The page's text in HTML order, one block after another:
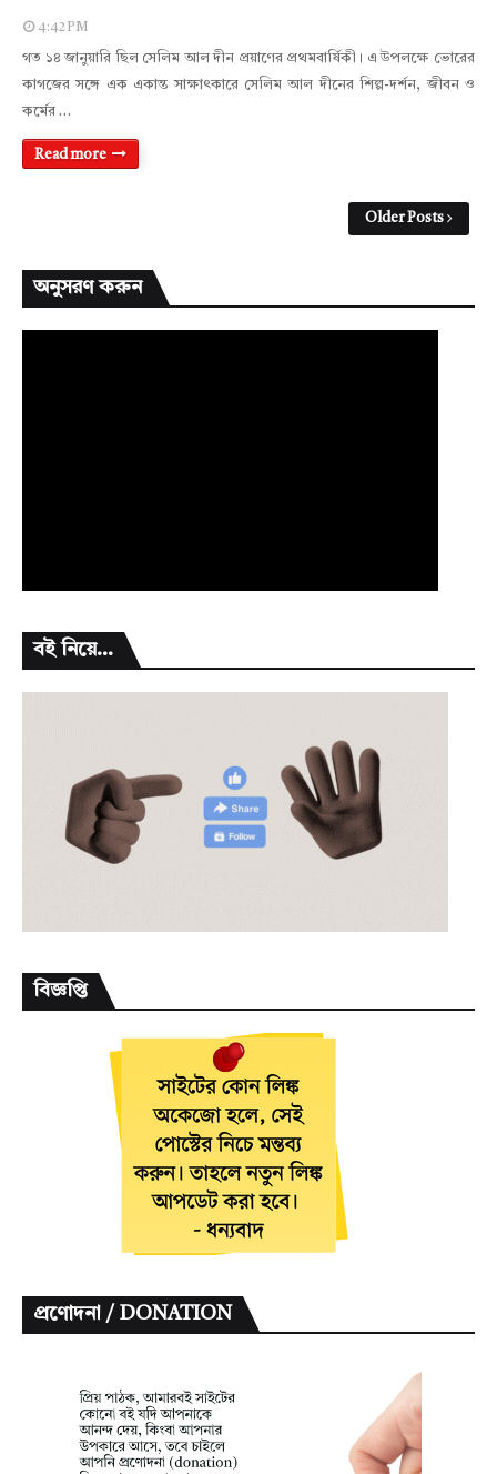
4:42 PM
গত ১৪ জানুয়ারি ছিল সেলিম আল দীন প্রয়াণের প্রথমবার্ষিকী। এ উপলক্ষে ভোরের
কাগজের সঙ্গে এক একান্ত সাক্ষাৎকারে সেলিম আল দীনের শিল্প-দর্শন, জীবন ও
কর্মের …
Read more
Older Posts
অনুসরণ করুন
বই নিয়ে...
বিজ্ঞপ্তি
প্রণোদনা / DONATION